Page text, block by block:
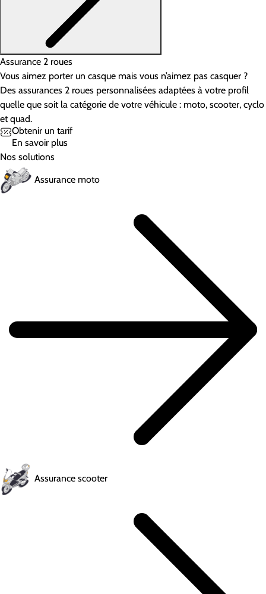
Assurance 2 roues
Vous aimez porter un casque mais vous n’aimez pas casquer ?
Des assurances 2 roues personnalisées adaptées à votre profil
quelle que soit la catégorie de votre véhicule : moto, scooter, cyclo
et quad.
Obtenir un tarif
En savoir plus
Nos solutions
Assurance moto
Assurance scooter